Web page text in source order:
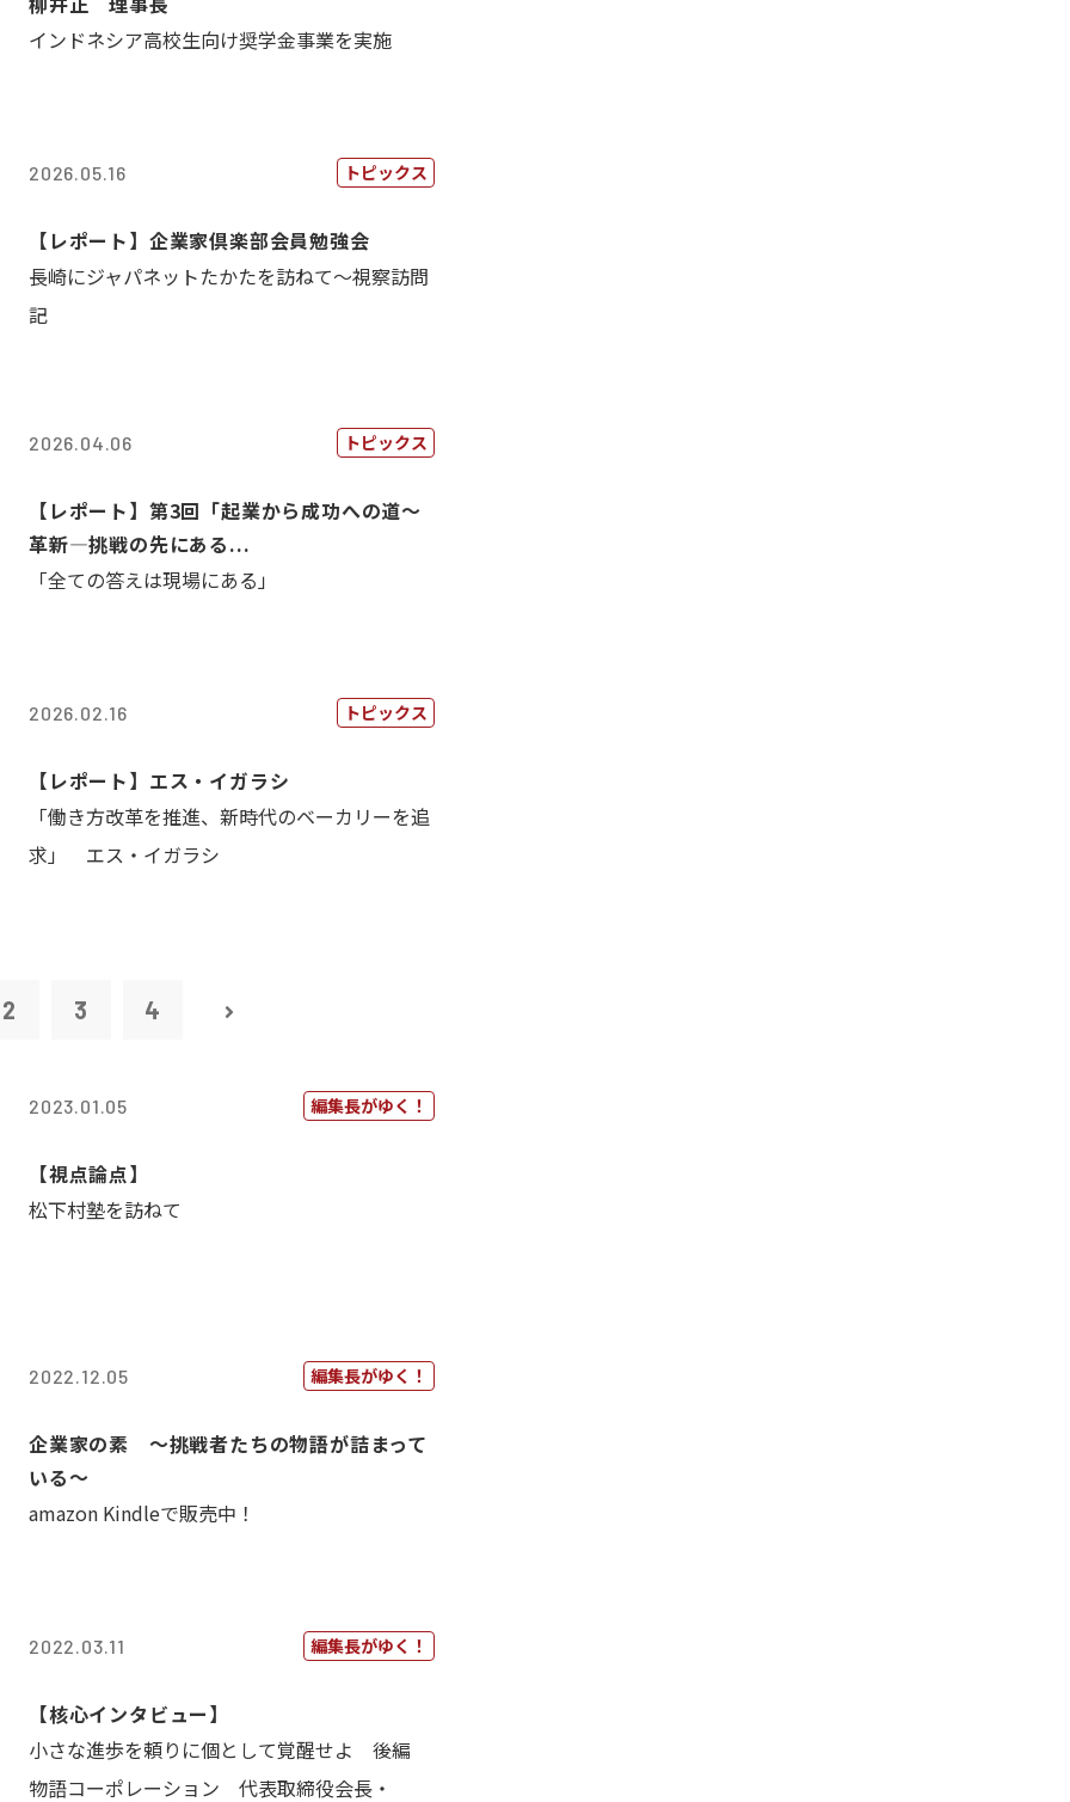
インドネシア高校生向け奨学金事業を実施
2026.05.16 トピックス
【レポート】企業家倶楽部会員勉強会
長崎にジャパネットたかたを訪ねて～視察訪問
記
2026.04.06 トピックス
【レポート】第3回「起業から成功への道～
革新―挑戦の先にある...
「全ての答えは現場にある」
2026.02.16 トピックス
【レポート】エス・イガラシ
「働き方改革を推進、新時代のベーカリーを追
求」 エス・イガラシ
2 3 4
2023.01.05 編集長がゆく！
【視点論点】
松下村塾を訪ねて
2022.12.05 編集長がゆく！
企業家の素 〜挑戦者たちの物語が詰まって
いる〜
amazon Kindleで販売中！
2022.03.11 編集長がゆく！
【核心インタビュー】
小さな進歩を頼りに個として覚醒せよ 後編
物語コーポレーション 代表取締役会長・